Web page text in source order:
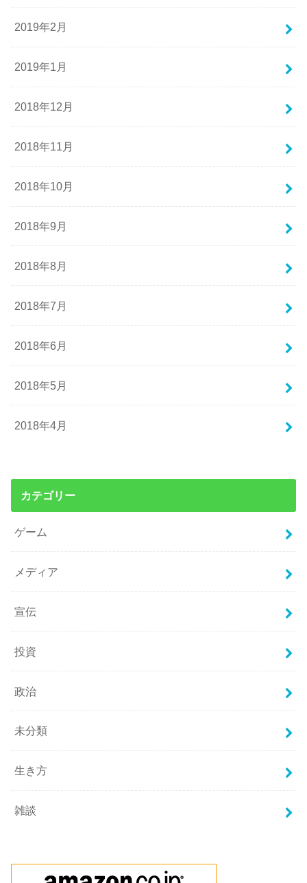
2019年2月
2019年1月
2018年12月
2018年11月
2018年10月
2018年9月
2018年8月
2018年7月
2018年6月
2018年5月
2018年4月
カテゴリー
ゲーム
メディア
宣伝
投資
政治
未分類
生き方
雑談